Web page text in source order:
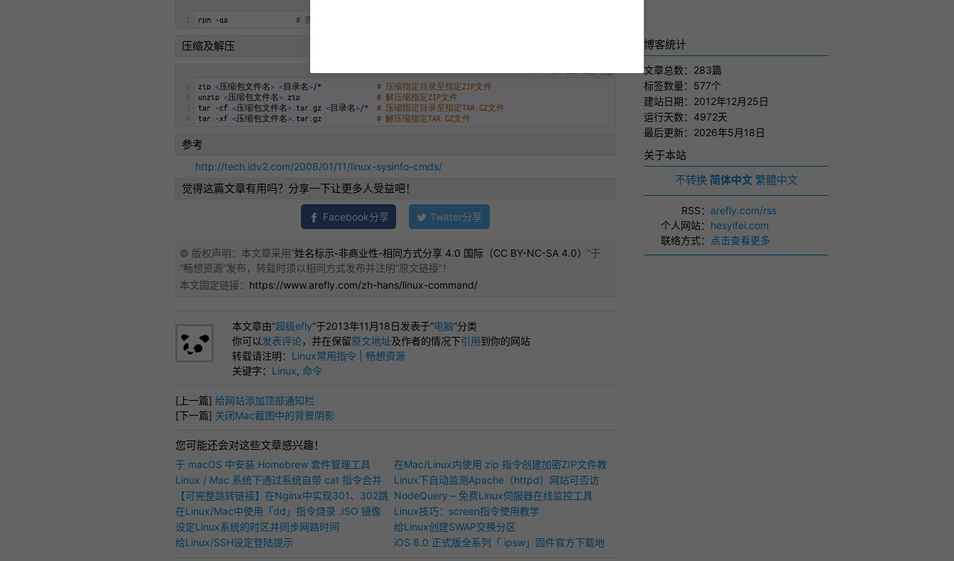
rpm -qa # 查看所有安装的软件包
压缩及解压
2
3
4
zip <压缩包文件名 > <目录名 >/*
# 压缩指定目录至指定ZIP文件
unzip <压缩包文件名 > zip
# 解压缩指定ZIP文件
tar
-cf <压缩包文件名 > tar gz <目录名 >/*
# 压缩指定目录至指定TAR.GZ文件
tar
-xf <压缩包文件名 > tar gz # 解压缩指定TAR.GZ文件
参考
http://tech.idv2.com/2008/01/11/linux-sysinfo-cmds/
觉得这篇文章有用吗？分享一下让更多人受益吧！
Facebook分享 Twitter分享
© 版权声明：本文章采用“姓名标示-非商业性-相同方式分享 4.0 国际（CC BY-NC-SA 4.0） ”于
“畅想资源”发布，转载时须以相同方式发布并注明“原文链接”！
本文固定链接： https://www.arefly.com/zh-hans/linux-command/
本文章由“超级efly”于2013年11月18日发表于“电脑”分类
你可以 发表评论，并在保留原文地址及作者的情况下引用到你的网站
转载请注明： Linux常用指令 | 畅想资源
关键字： Linux, 命令
[上一篇] 给网站添加顶部通知栏
[下一篇] 关闭Mac截图中的背景阴影
您可能还会对这些文章感兴趣！
于 macOS 中安装 Homebrew 套件管理工具
在Mac/Linux内使用 zip 指令创建加密ZIP文件教
学
Linux / Mac 系统下通过系统自带 cat 指令合并
多个音频文件教学
Linux下自动监测Apache（httpd）网站可否访
问并执行相关命令（如重启）
【可完整跳转链接】在Nginx中实现301、302跳
转之方法
NodeQuery – 免费Linux伺服器在线监控工具
在Linux/Mac中使用「dd」指令烧录 .ISO 镜像
至USB硬碟
Linux技巧：screen指令使用教学
设定Linux系统的时区并同步网路时间
给Linux创建SWAP交换分区
给Linux/SSH设定登陆提示
iOS 8.0 正式版全系列「.ipsw」固件官方下载地
博客统计
文章总数：283篇
标签数量：577个
建站日期：2012年12月25日
运行天数：4972天
最后更新：2026年5月18日
关于本站
不转换 简体中文 繁體中文
RSS： arefly.com/rss
个人网站： hesyifei.com
联络方式： 点击查看更多